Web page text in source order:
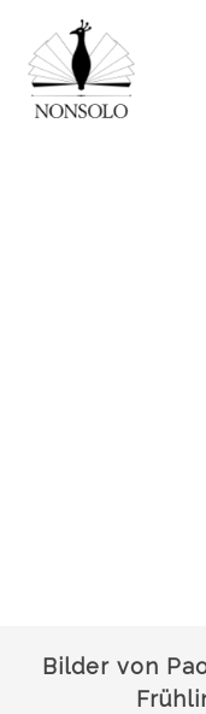
Bilder von